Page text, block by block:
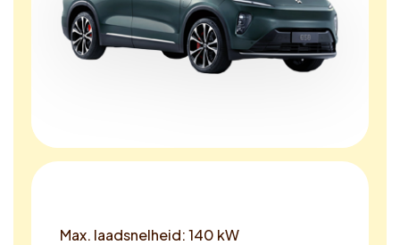
Max. laadsnelheid: 140 kW